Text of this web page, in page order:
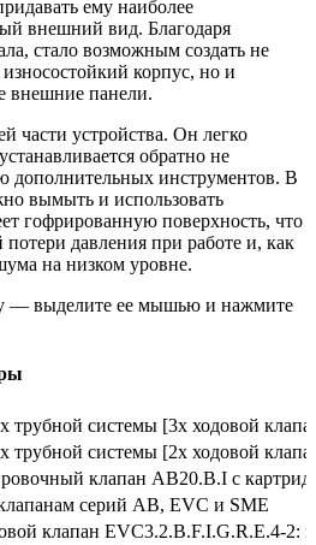
ему наиболее
внешний вид. Благодаря
стало возможным создать не
корпус, но и
внешние панели.
части устройства. Он легко
обратно не
дополнительных инструментов. В
вымыть и использовать
гофрированную поверхность, что
давления при работе и, как
на низком уровне.
— выделите ее мышью и нажмите
трубной системы [3х ходовой
трубной системы [2х ходовой
клапан AB20.B.I с
серий AB, EVC и SME
клапан EVC3.2.B.F.I.G.R.E.4-2: